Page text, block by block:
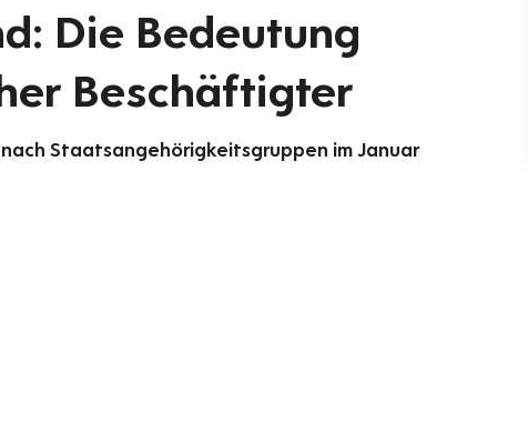
Die Bedeutung
Beschäftigter
Staatsangehörigkeitsgruppen im Januar